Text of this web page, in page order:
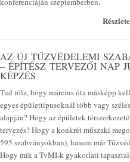
AZ ÚJ TŰZVÉDELEMI
– ÉPÍTÉSZ TERVEZŐI NAP
KÉPZÉS
Tud róla, hogy március óta másképp
egyes épülettípusoknál több vagy
alapján? Hogy az épületek
tervezés? Hogy a konkrét műszaki
595 szabványokban), hanem már
Hogy mik a TvMI-k gyakorlati